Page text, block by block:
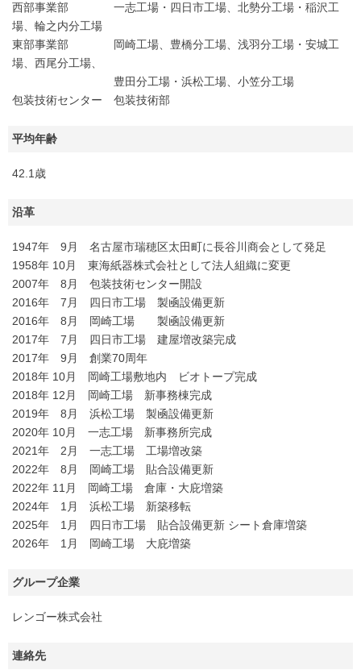
西部事業部 一志工場・四日市工場、北勢分工場・稲沢工
場、輪之内分工場
東部事業部 岡崎工場、豊橋分工場、浅羽分工場・安城工
場、西尾分工場、
豊田分工場・浜松工場、小笠分工場
包装技術センター 包装技術部
平均年齢
42.1歳
沿革
1947年 9月 名古屋市瑞穂区太田町に長谷川商会として発足
1958年 10月 東海紙器株式会社として法人組織に変更
2007年 8月 包装技術センター開設
2016年 7月 四日市工場 製凾設備更新
2016年 8月 岡崎工場 製凾設備更新
2017年 7月 四日市工場 建屋増改築完成
2017年 9月 創業70周年
2018年 10月 岡崎工場敷地内 ビオトープ完成
2018年 12月 岡崎工場 新事務棟完成
2019年 8月 浜松工場 製凾設備更新
2020年 10月 一志工場 新事務所完成
2021年 2月 一志工場 工場増改築
2022年 8月 岡崎工場 貼合設備更新
2022年 11月 岡崎工場 倉庫・大庇増築
2024年 1月 浜松工場 新築移転
2025年 1月 四日市工場 貼合設備更新 シート倉庫増築
2026年 1月 岡崎工場 大庇増築
グループ企業
レンゴー株式会社
連絡先